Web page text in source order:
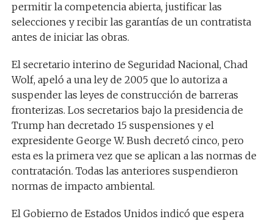
permitir la competencia abierta, justificar las
selecciones y recibir las garantías de un contratista
antes de iniciar las obras.
El secretario interino de Seguridad Nacional, Chad
Wolf, apeló a una ley de 2005 que lo autoriza a
suspender las leyes de construcción de barreras
fronterizas. Los secretarios bajo la presidencia de
Trump han decretado 15 suspensiones y el
expresidente George W. Bush decretó cinco, pero
esta es la primera vez que se aplican a las normas de
contratación. Todas las anteriores suspendieron
normas de impacto ambiental.
El Gobierno de Estados Unidos indicó que espera